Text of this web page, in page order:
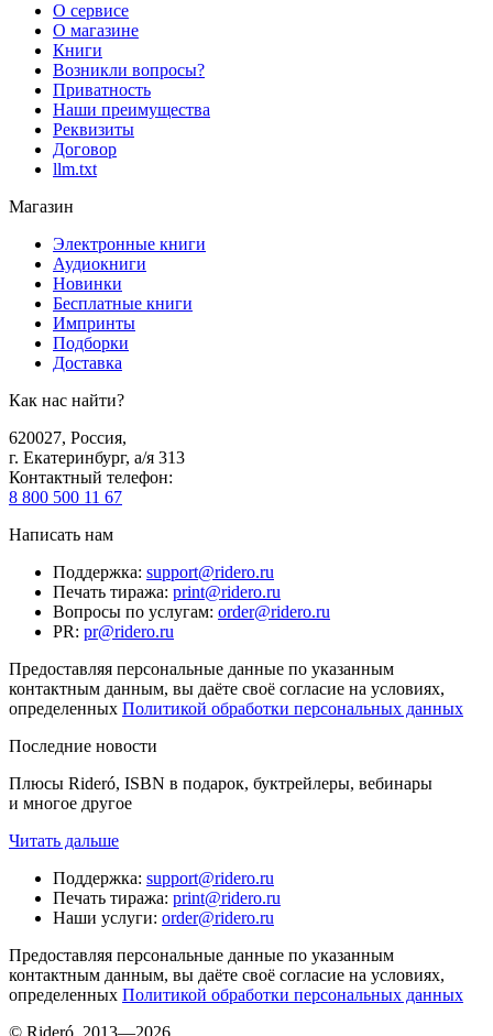
О сервисе
О магазине
Книги
Возникли вопросы?
Приватность
Наши преимущества
Реквизиты
Договор
llm.txt
Магазин
Электронные книги
Аудиокниги
Новинки
Бесплатные книги
Импринты
Подборки
Доставка
Как нас найти?
620027, Россия,
г. Екатеринбург, а/я 313
Контактный телефон:
8 800 500 11 67
Написать нам
Поддержка: support@ridero.ru
Печать тиража: print@ridero.ru
Вопросы по услугам: order@ridero.ru
PR: pr@ridero.ru
Предоставляя персональные данные по указанным
контактным данным, вы даёте своё согласие на условиях,
определенных Политикой обработки персональных данных
Последние новости
Плюсы Rideró, ISBN в подарок, буктрейлеры, вебинары
и многое другое
Читать дальше
Поддержка: support@ridero.ru
Печать тиража: print@ridero.ru
Наши услуги: order@ridero.ru
Предоставляя персональные данные по указанным
контактным данным, вы даёте своё согласие на условиях,
определенных Политикой обработки персональных данных